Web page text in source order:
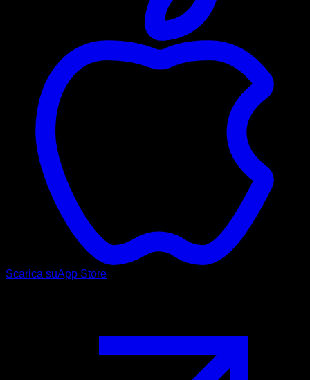
Scarica suApp Store